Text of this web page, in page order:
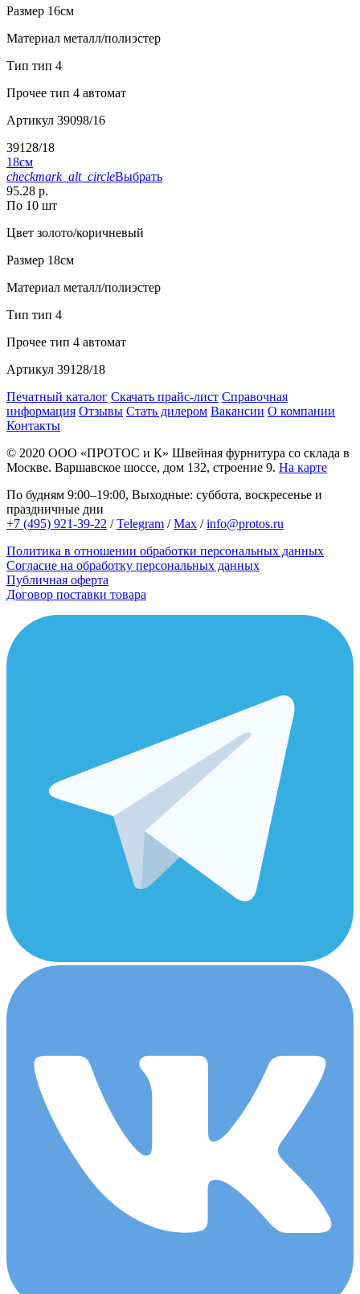
Размер 16см
Материал металл/полиэстер
Тип тип 4
Прочее тип 4 автомат
Артикул 39098/16
39128/18
18см
checkmark_alt_circleВыбрать
95.28 р.
По 10 шт
Цвет золото/коричневый
Размер 18см
Материал металл/полиэстер
Тип тип 4
Прочее тип 4 автомат
Артикул 39128/18
Печатный каталог Скачать прайс-лист Справочная
информация Отзывы Стать дилером Вакансии О компании
Контакты
© 2020 ООО «ПРОТОС и К» Швейная фурнитура со склада в
Москве. Варшавское шоссе, дом 132, строение 9. На карте
По будням 9:00–19:00, Выходные: суббота, воскресенье и
праздничные дни
+7 (495) 921-39-22 /Telegram /Max /info@protos.ru
Политика в отношении обработки персональных данных
Согласие на обработку персональных данных
Публичная оферта
Договор поставки товара